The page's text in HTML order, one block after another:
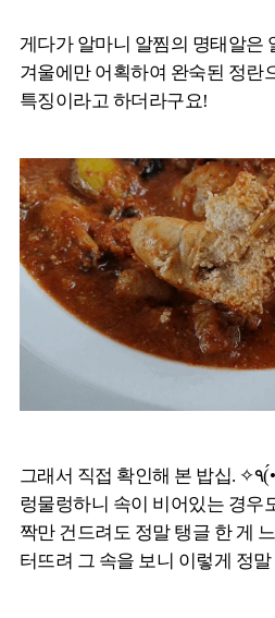
게다가 알마니 알찜의 명태알은
겨울에만 어획하여 완숙된 정란
특징이라고 하더라구요!
그래서 직접 확인해 본 밥십. ✧٩(•́⌄•́๑) و ✧ 명태알 중에 물
렁물렁하니 속이 비어있는 경우
짝만 건드려도 정말 탱글 한 게
터뜨려 그 속을 보니 이렇게 정